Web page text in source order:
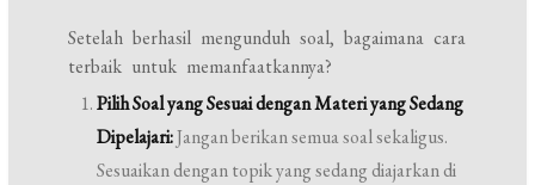
Setelah berhasil mengunduh soal, bagaimana cara
terbaik untuk memanfaatkannya?
Pilih Soal yang Sesuai dengan Materi yang Sedang
Dipelajari:Jangan berikan semua soal sekaligus.
Sesuaikan dengan topik yang sedang diajarkan di